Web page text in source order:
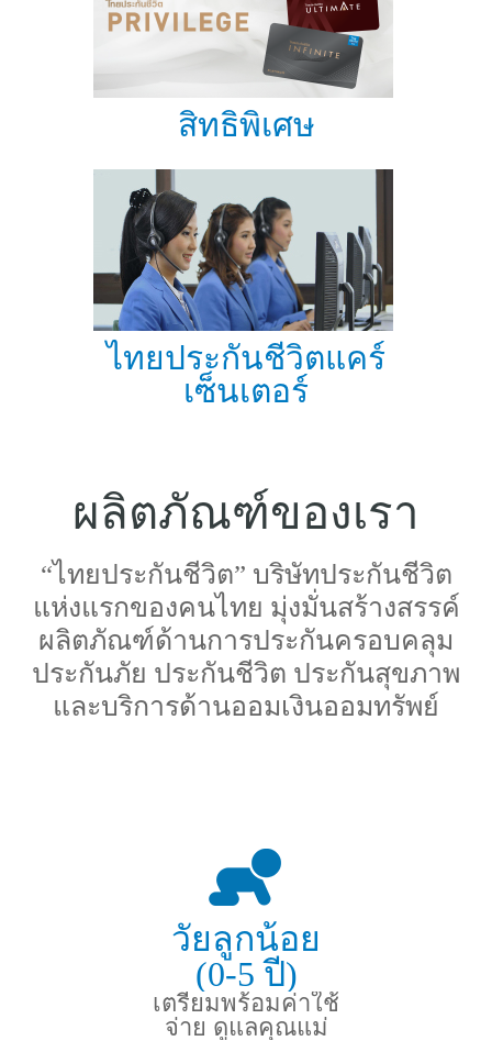
สิทธิพิเศษ
ไทยประกันชีวิตแคร์
เซ็นเตอร์
ผลิตภัณฑ์ของเรา
“ไทยประกันชีวิต” บริษัทประกันชีวิต
แห่งแรกของคนไทย มุ่งมั่นสร้างสรรค์
ผลิตภัณฑ์ด้านการประกันครอบคลุม
ประกันภัย ประกันชีวิต ประกันสุขภาพ
และบริการด้านออมเงินออมทรัพย์
วัยลูกน้อย
(0-5 ปี)
เตรียมพร้อมค่าใช้
จ่าย ดูแลคุณแม่